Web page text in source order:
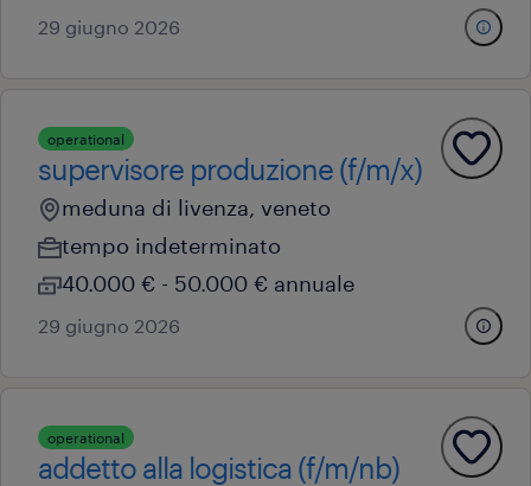
29 giugno 2026
operational
supervisore produzione (f/m/x)
meduna di livenza, veneto
tempo indeterminato
40.000 € - 50.000 € annuale
29 giugno 2026
operational
addetto alla logistica (f/m/nb)